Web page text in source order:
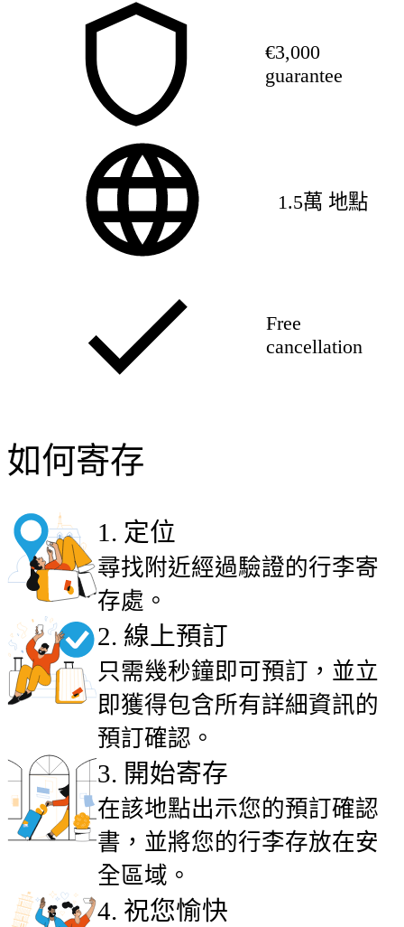
€3,000
guarantee
1.5萬 地點
Free
cancellation
如何寄存
1 . 定位
尋找附近經過驗證的行李寄
存處。
2. 線上預訂
只需幾秒鐘即可預訂，並立
即獲得包含所有詳細資訊的
預訂確認。
3. 開始寄存
在該地點出示您的預訂確認
書，並將您的行李存放在安
全區域。
4. 祝您愉快